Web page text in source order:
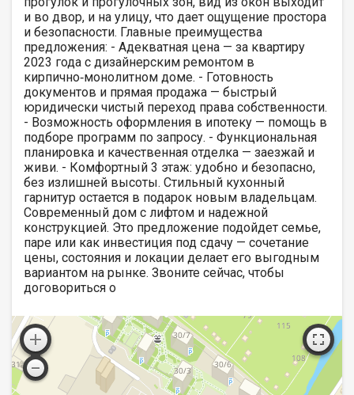
и во двор, и на улицу, что дает ощущение простора
и безопасности. Главные преимущества
предложения: - Адекватная цена — за квартиру
2023 года с дизайнерским ремонтом в
кирпично‑монолитном доме. - Готовность
документов и прямая продажа — быстрый
юридически чистый переход права собственности.
- Возможность оформления в ипотеку — помощь в
подборе программ по запросу. - Функциональная
планировка и качественная отделка — заезжай и
живи. - Комфортный 3 этаж: удобно и безопасно,
без излишней высоты. Стильный кухонный
гарнитур остается в подарок новым владельцам.
Современный дом с лифтом и надежной
конструкцией. Это предложение подойдет семье,
паре или как инвестиция под сдачу — сочетание
цены, состояния и локации делает его выгодным
вариантом на рынке. Звоните сейчас, чтобы
договориться о